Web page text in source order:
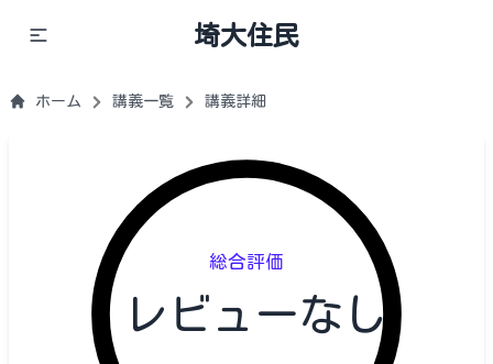
埼大住民
ホーム 講義一覧 講義詳細
総合評価
レビューなし